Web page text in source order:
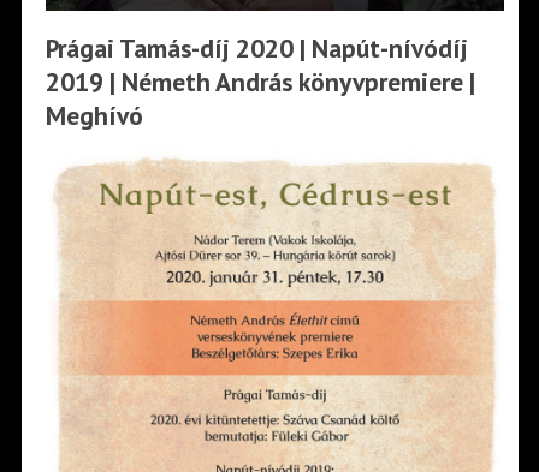
Prágai Tamás-díj 2020 | Napút-nívódíj
2019 | Németh András könyvpremiere |
Meghívó